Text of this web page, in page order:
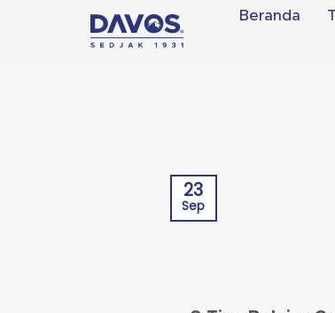
Beranda
23
Sep